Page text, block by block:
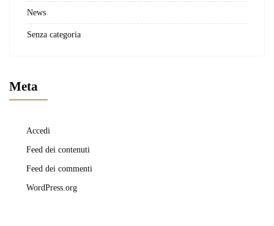
News
Senza categoria
Meta
Accedi
Feed dei contenuti
Feed dei commenti
WordPress.org